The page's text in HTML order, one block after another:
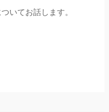
いてお話します。